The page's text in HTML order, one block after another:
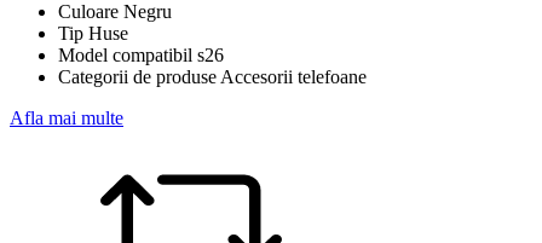
Culoare Negru
Tip Huse
Model compatibil s26
Categorii de produse Accesorii telefoane
Afla mai multe